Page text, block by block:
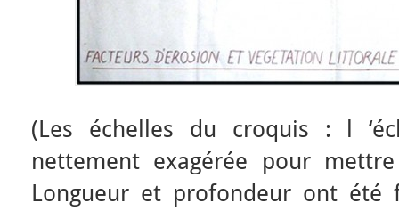
(Les échelles du croquis : l
nettement exagérée pour
Longueur et profondeur ont